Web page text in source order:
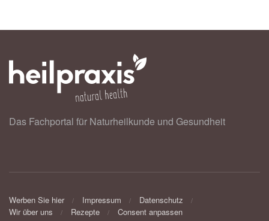
Das Fachportal für Naturheilkunde und Gesundheit
Werben Sie hier Impressum
Datenschutz
Wir über uns
Rezepte Consent anpassen